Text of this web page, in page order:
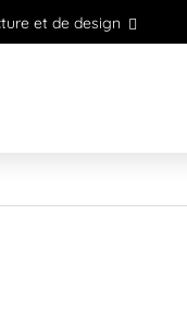
et de design